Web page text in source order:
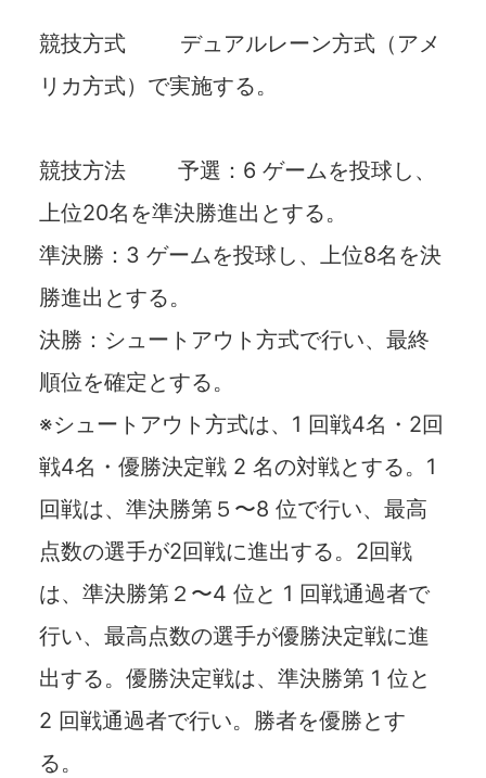
競技⽅式 デュアルレーン⽅式（アメ
リカ⽅式）で実施する。
競技⽅法 予選：6 ゲームを投球し、
上位20名を準決勝進出とする。
準決勝：3 ゲームを投球し、上位8名を決
勝進出とする。
決勝：シュートアウト⽅式で⾏い、最終
順位を確定とする。
※シュートアウト⽅式は、1 回戦4名・2回
戦4名・優勝決定戦 2 名の対戦とする。1
回戦は、準決勝第５〜8 位で⾏い、最⾼
点数の選⼿が2回戦に進出する。2回戦
は、準決勝第２〜4 位と 1 回戦通過者で
⾏い、最⾼点数の選⼿が優勝決定戦に進
出する。優勝決定戦は、準決勝第 1 位と
2 回戦通過者で⾏い。勝者を優勝とす
る。